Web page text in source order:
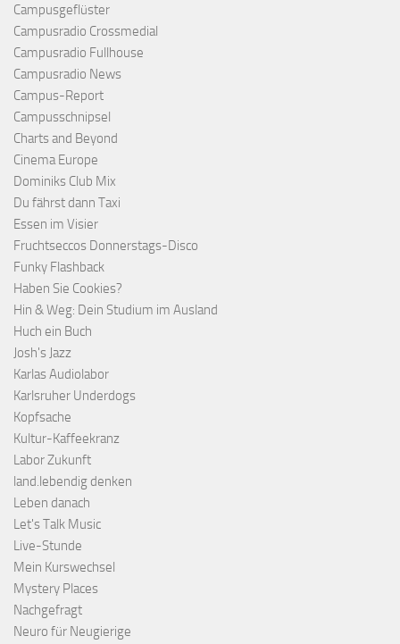
Campusgeflüster
Campusradio Crossmedial
Campusradio Fullhouse
Campusradio News
Campus-Report
Campusschnipsel
Charts and Beyond
Cinema Europe
Dominiks Club Mix
Du fährst dann Taxi
Essen im Visier
Fruchtseccos Donnerstags-Disco
Funky Flashback
Haben Sie Cookies?
Hin & Weg: Dein Studium im Ausland
Huch ein Buch
Josh's Jazz
Karlas Audiolabor
Karlsruher Underdogs
Kopfsache
Kultur-Kaffeekranz
Labor Zukunft
land.lebendig denken
Leben danach
Let's Talk Music
Live-Stunde
Mein Kurswechsel
Mystery Places
Nachgefragt
Neuro für Neugierige